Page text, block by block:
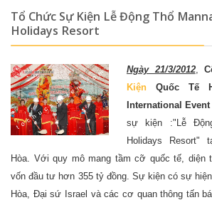
Tổ Chức Sự Kiện Lễ Động Thổ
Holidays Resort
Ngày 21/3/2012,
KiệnQuốc Tế
International Event
sự kiện :"Lễ
Holidays Resort"
Hòa. Với quy mô mang tầm cỡ quốc tế, diện
vốn đầu tư hơn 355 tỷ đồng. Sự kiện có sự
Hòa, Đại sứ Israel và các cơ quan thông tấn